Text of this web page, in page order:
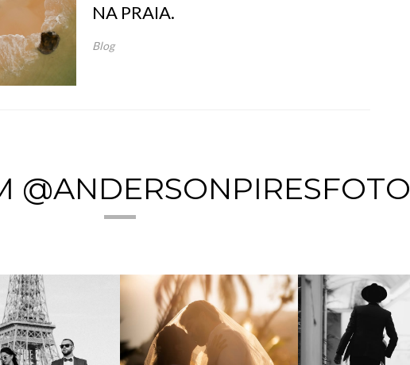
NA PRAIA.
Blog
@ANDERSONPIRESFOTO